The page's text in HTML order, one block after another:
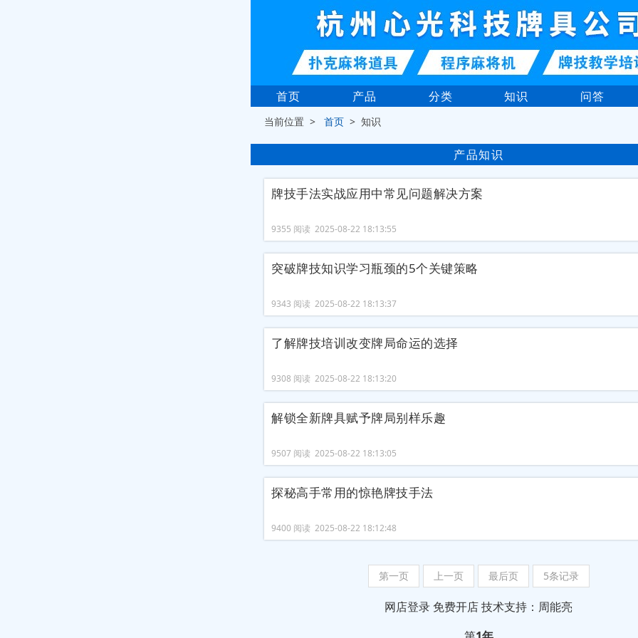
首页 产品 分类 知识 问答
当前位置 >首页 > 知识
产品知识
牌技手法实战应用中常见问题解决方案
9355 阅读 2025-08-22 18:13:55
突破牌技知识学习瓶颈的5个关键策略
9343 阅读 2025-08-22 18:13:37
了解牌技培训改变牌局命运的选择
9308 阅读 2025-08-22 18:13:20
解锁全新牌具赋予牌局别样乐趣
9507 阅读 2025-08-22 18:13:05
探秘高手常用的惊艳牌技手法
9400 阅读 2025-08-22 18:12:48
第一页 上一页 最后页 5条记录
网店登录 免费开店技术支持：周能亮